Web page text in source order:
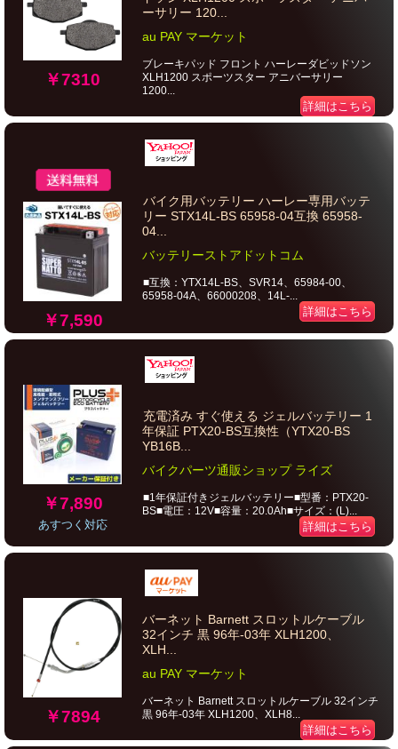
￥7310
ーサリー 120...
au PAY マーケット
ブレーキパッド フロント ハーレーダビッドソン
XLH1200 スポーツスター アニバーサリー
1200...
詳細はこちら
￥7,590
バイク用バッテリー ハーレー専用バッテ
リー STX14L-BS 65958-04互換 65958-
04...
バッテリーストアドットコム
■互換：YTX14L-BS、SVR14、65984-00、
65958-04A、66000208、14L-...
詳細はこちら
￥7,890
あすつく対応
充電済み すぐ使える ジェルバッテリー 1
年保証 PTX20-BS互換性（YTX20-BS
YB16B...
バイクパーツ通販ショップ ライズ
■1年保証付きジェルバッテリー■型番：PTX20-
BS■電圧：12V■容量：20.0Ah■サイズ：(L)...
詳細はこちら
￥7894
バーネット Barnett スロットルケーブル
32インチ 黒 96年-03年 XLH1200、
XLH...
au PAY マーケット
バーネット Barnett スロットルケーブル 32インチ
黒 96年-03年 XLH1200、XLH8...
詳細はこちら